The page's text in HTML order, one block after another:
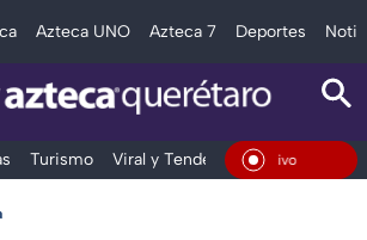
Azteca UNO Azteca 7 Deportes
Turismo Viral y Tendencia Clima
En Vivo